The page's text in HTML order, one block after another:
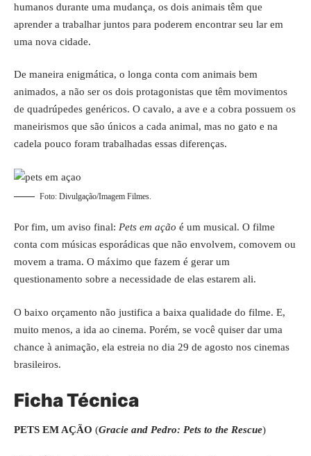
humanos durante uma mudança, os dois animais têm que
aprender a trabalhar juntos para poderem encontrar seu lar em
uma nova cidade.
De maneira enigmática, o longa conta com animais bem
animados, a não ser os dois protagonistas que têm movimentos
de quadrúpedes genéricos. O cavalo, a ave e a cobra possuem os
maneirismos que são únicos a cada animal, mas no gato e na
cadela pouco foram trabalhadas essas diferenças.
Foto: Divulgação/Imagem Filmes.
Por fim, um aviso final: Pets em ação é um musical. O filme
conta com músicas esporádicas que não envolvem, comovem ou
movem a trama. O máximo que fazem é gerar um
questionamento sobre a necessidade de elas estarem ali.
O baixo orçamento não justifica a baixa qualidade do filme. E,
muito menos, a ida ao cinema. Porém, se você quiser dar uma
chance à animação, ela estreia no dia 29 de agosto nos cinemas
brasileiros.
Ficha Técnica
PETS EM AÇÃO (Gracie and Pedro: Pets to the Rescue)